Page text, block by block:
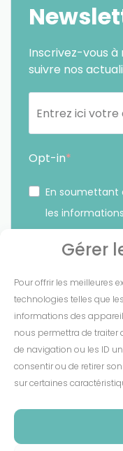
Gérer
Pour offrir les meilleures
technologies telles que
informations des
nous permettra de traiter
de navigation ou les ID
consentir ou de retirer
sur certaines
Inscrivez-vous
suivre nos
Opt-in
En soumettant
les
sur le lien présent
S'INSCRIRE
Conditions